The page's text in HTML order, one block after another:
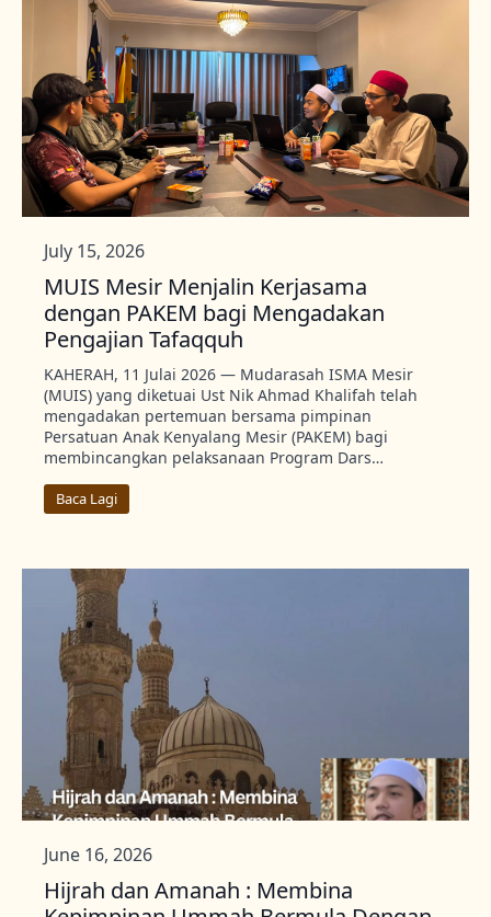
MUIS Mesir Menjalin Kerjasama
dengan PAKEM bagi Mengadakan
Pengajian Tafaqquh
July 15, 2026
KAHERAH, 11 Julai 2026 — Mudarasah ISMA Mesir
(MUIS) yang diketuai Ust Nik Ahmad Khalifah telah
mengadakan pertemuan bersama pimpinan
Persatuan Anak Kenyalang Mesir (PAKEM) bagi
membincangkan pelaksanaan Program Dars…
Baca Lagi
Hijrah dan Amanah : Membina
June 16, 2026